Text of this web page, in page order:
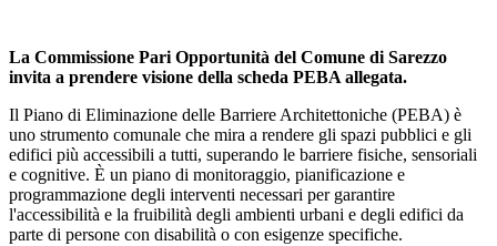
La Commissione Pari Opportunità del Comune di Sarezzo
invita a prendere visione della scheda PEBA allegata.
Il Piano di Eliminazione delle Barriere Architettoniche (PEBA) è
uno strumento comunale che mira a rendere gli spazi pubblici e gli
edifici più accessibili a tutti, superando le barriere fisiche, sensoriali
e cognitive. È un piano di monitoraggio, pianificazione e
programmazione degli interventi necessari per garantire
l'accessibilità e la fruibilità degli ambienti urbani e degli edifici da
parte di persone con disabilità o con esigenze specifiche.